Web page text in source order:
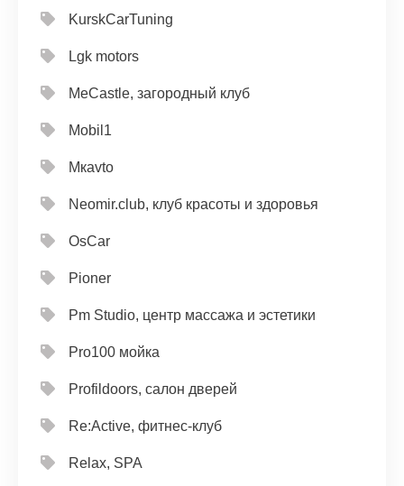
KurskCarTuning
Lgk motors
MeCastle, загородный клуб
Mobil1
Mкavto
Neomir.club, клуб красоты и здоровья
OsCar
Pioner
Pm Studio, центр массажа и эстетики
Pro100 мойка
Profildoors, салон дверей
Re:Active, фитнес-клуб
Relax, SPA